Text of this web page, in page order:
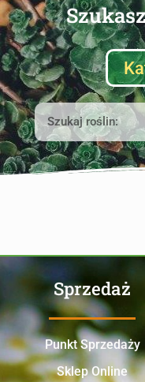
Sprzedaż
Punkt Sprzedaży
Sklep Online